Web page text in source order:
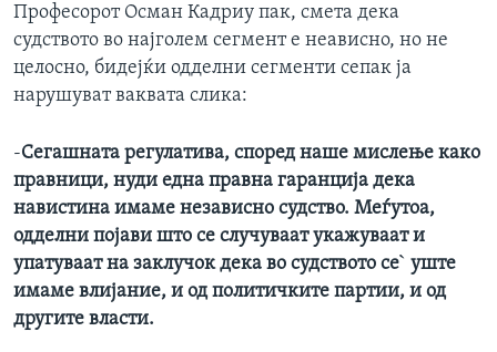
Професорот Осман Кадриу пак, смета дека
судството во најголем сегмент е неависно, но не
целосно, бидејќи одделни сегменти сепак ја
нарушуват ваквата слика:
-Сегашната регулатива, според наше мислење како
правници, нуди една правна гаранција дека
навистина имаме независно судство. Меѓутоа,
одделни појави што се случуваат укажуваат и
упатуваат на заклучок дека во судството се` уште
имаме влијание, и од политичките партии, и од
другите власти.